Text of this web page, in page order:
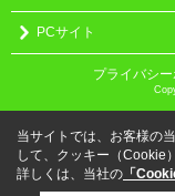
PCサイト
プライバシ
当サイトでは、お客様の
して、クッキー（Cookie
詳しくは、当社の 「